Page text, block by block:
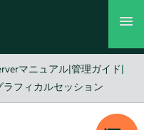
マニュアル|管理ガイド|
フィカルセッション